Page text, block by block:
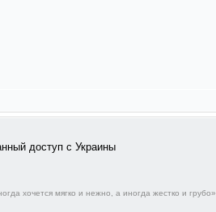
доступ с Украины
хочется мягко и нежно, а иногда жестко и грубо»